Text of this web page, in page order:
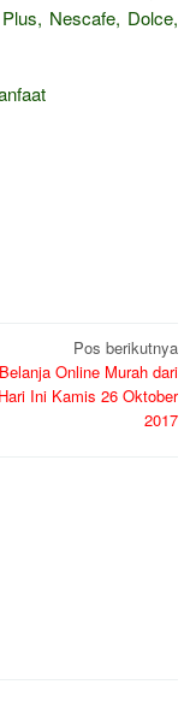
Nescafe, Dolce,
Pos berikutnya
Online Murah dari
Ini Kamis 26 Oktober
2017